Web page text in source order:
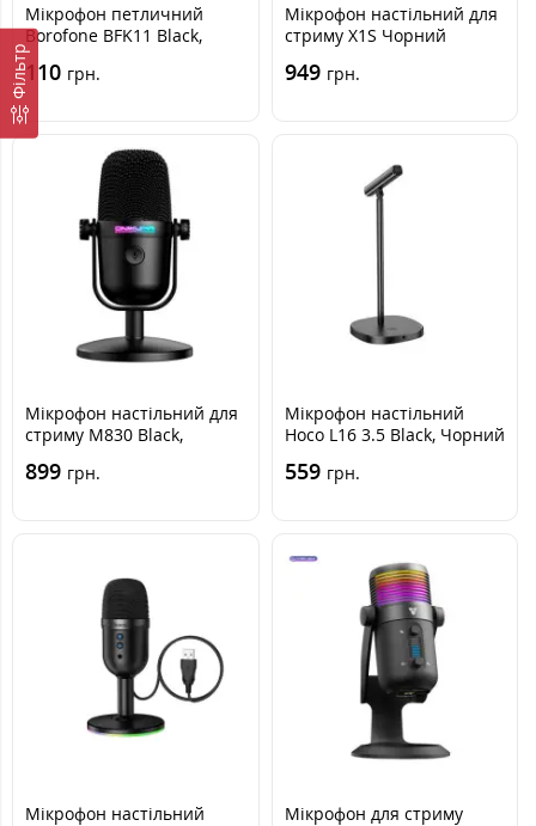
Фільтр
Мікрофон петличний
Borofone BFK11 Black,
Чорний
110 грн.
Мікрофон настільний для
стриму X1S Чорний
949 грн.
Мікрофон настільний для
стриму M830 Black,
899 грн.
Мікрофон настільний
Hoco L16 3.5 Black, Чорний
559 грн.
Мікрофон настільний
Мікрофон для стриму